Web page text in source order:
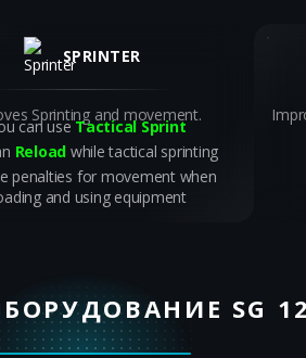
SPRINTER
Sprinting and movement.
can useTactical Sprint
Reload while tactical sprinting
penalties for movement when
and using equipment
SG 12